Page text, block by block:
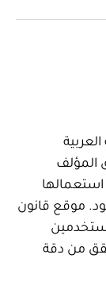
المؤلف
موقع قانون
من دقة